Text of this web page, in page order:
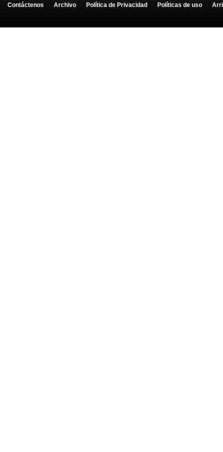
Contáctenos - Archivo - Política de Privacidad - Políticas de uso -